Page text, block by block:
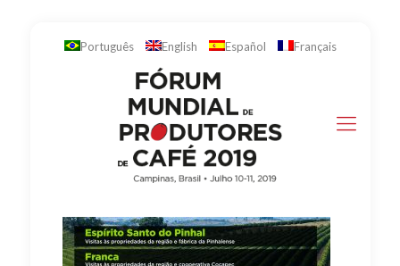
Português English Español Français